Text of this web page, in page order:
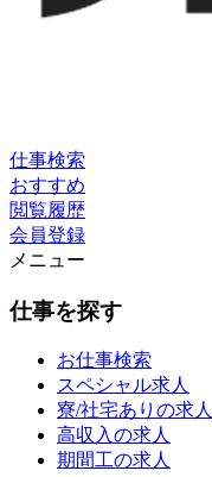
仕事検索
おすすめ
閲覧履歴
会員登録
メニュー
仕事を探す
お仕事検索
スペシャル求人
寮/社宅ありの求人
高収入の求人
期間工の求人